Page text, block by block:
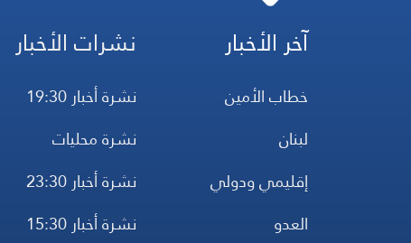
آخر الأخبار
خطاب الأمين
لبنان
إقليمي ودولي
العدو
نشرات الأخبار
نشرة أخبار 19:30
نشرة محليات
نشرة أخبار 23:30
نشرة أخبار 15:30